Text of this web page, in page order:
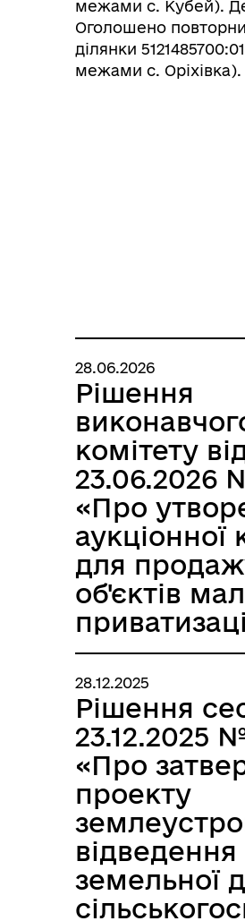
межами с. Кубей).
Оголошено
ділянки
межами с. Оріхівка).
28.06.2026
Рішення
комітету
23.06.2026
«Про
аукціонної
для
об'єктів
28.12.2025
Рішення
23.12.2025
«Про
проекту
відведення
земельної